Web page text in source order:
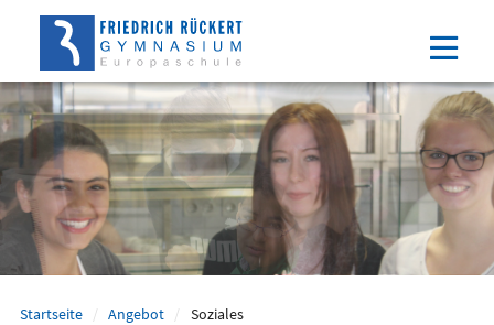
Direkt
Inhalt
(Eingabetaste)
Direkt
Hauptmenu
(Eingabetaste)
Direkt
Suche
(Eingabetaste)
Direkt
Footer
(Eingabetaste)
Startseite Angebot Soziales